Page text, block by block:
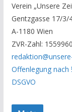
A
r
c
h
i
v
Verein „Unsere
Gentzgasse 17/3/
A-1180 Wien
ZVR-Zahl:
Offenlegung nach
DSGVO